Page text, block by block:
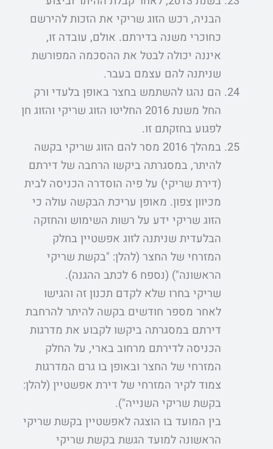
הבניה, רכש הזוג שריקי את הזכות להירשם
כחוכרי משנה בדירתם. אולם, עובדה זו,
איננה יכולה לבטל את ההסכמה המפורשת
שניתנה להם עצמם בעבר.
הם נהגו להשתמש בחצר באופן בלעדי ורק
החל משנת 2016 החליטו הזוג שריקי והזוג חן
לפגוע בחזקתם זו.
במהלך 2016 מסר להם הזוג שריקי בקשה
להיתר, במסגרתה ביקשו הרחבה של דירתם
(דירת שריקי) על פיה הוסדרה הכניסה לבית
מכיוון צפון. מאופן עריכת הבקשה עולה כי
הזוג שריקי ידע על רשות השימוש והחזקה
הבלעדית שניתנה לזוג אפשטיין בחלק
המזרחי של החצר (להלן: "בקשת שריקי
הראשונה") (נספח 6 לכתב ההגנה).
שריקי בחרו שלא לקדם תכנון זה והגישו
לאחר מספר חודשים בקשה להיתר להרחבת
דירתם במסגרתה ביקשו לקבוע את מדרגות
הכניסה לדירתם מרחוב בארי, על החלק
המזרחי של החצר ובאופן בו גרם המדרגות
צמוד לקיר המזרחי של דירת אפשטיין (להלן:
בקשת שריקי השנייה").
בין המועד בו הוצגה לאפשטיין בקשת שריקי
הראשונה למועד הגשת בקשת שריקי